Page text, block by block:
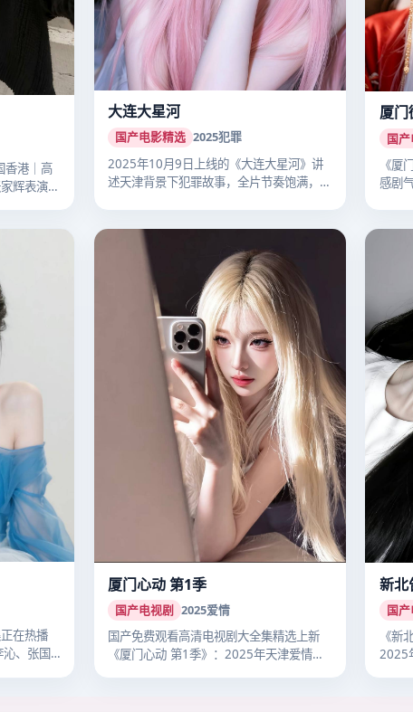
香港｜高
辉表演
大连大星河
国产电影精选 2025犯罪
2025年10月9日上线的《大连大星河》讲
述天津背景下犯罪故事，全片节奏饱满，
厦门
国
《厦
感剧
在热播
沁、张国
厦门心动 第1季
国产电视剧 2025爱情
国产免费观看高清电视剧大全集精选上新
《厦门心动 第1季》：2025年天津爱情热
新北
国
《新
2025